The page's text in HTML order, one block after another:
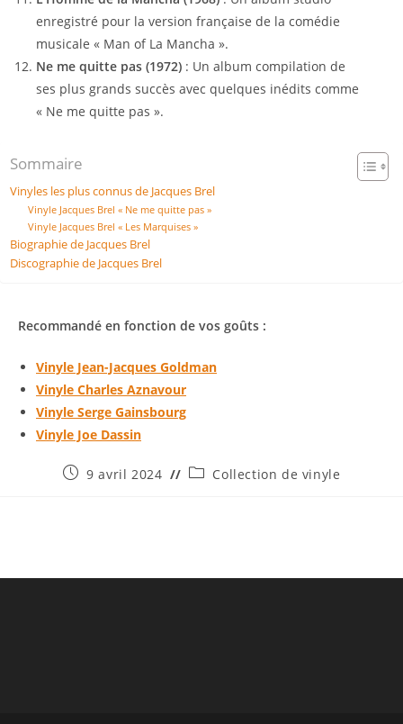
enregistré pour la version française de la comédie
musicale « Man of La Mancha ».
Ne me quitte pas (1972) : Un album compilation de
ses plus grands succès avec quelques inédits comme
« Ne me quitte pas ».
Sommaire
Vinyles les plus connus de Jacques Brel
Vinyle Jacques Brel « Ne me quitte pas »
Vinyle Jacques Brel « Les Marquises »
Biographie de Jacques Brel
Discographie de Jacques Brel
Recommandé en fonction de vos goûts :
Vinyle Jean-Jacques Goldman
Vinyle Charles Aznavour
Vinyle Serge Gainsbourg
Vinyle Joe Dassin
Publication
9 avril 2024
PostCollection de vinyle